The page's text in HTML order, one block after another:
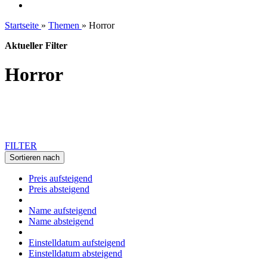
Startseite » Themen » Horror
Aktueller Filter
Horror
FILTER
Sortieren nach
Preis aufsteigend
Preis absteigend
Name aufsteigend
Name absteigend
Einstelldatum aufsteigend
Einstelldatum absteigend